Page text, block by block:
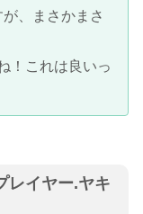
が、まさかまさ
！これは良いっ
レイヤー.ヤキ